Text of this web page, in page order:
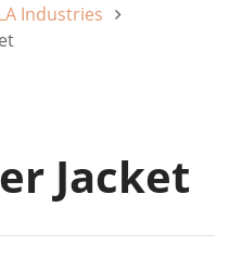
Industries
Jacket